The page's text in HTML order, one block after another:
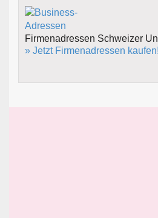
Firmenadressen Schweizer
» Jetzt Firmenadressen kaufen!